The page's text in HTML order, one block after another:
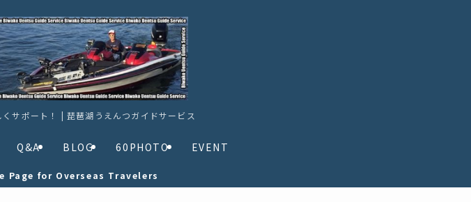
サポート！ | 琵琶湖うえんつガイドサービス
Q&A BLOG 60PHOTO EVENT
Page for Overseas Travelers